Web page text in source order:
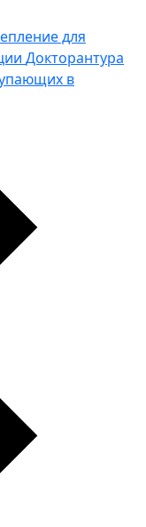
для
Докторантура
в